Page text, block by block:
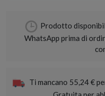
Prodotto
WhatsApp prima di
Ti mancano 55,24 €